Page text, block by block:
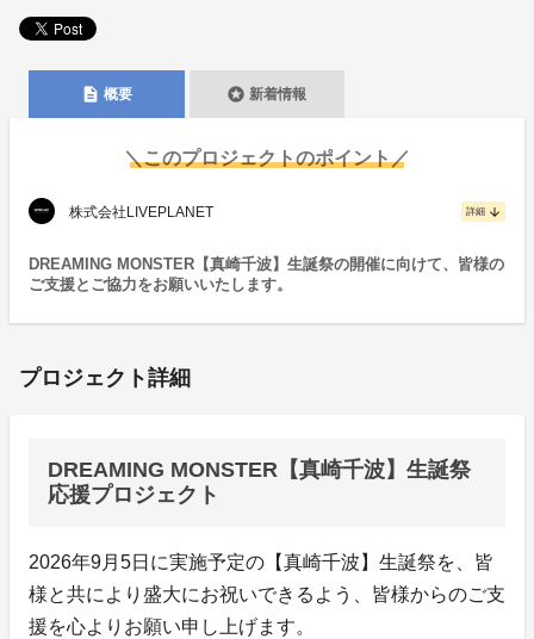
description 概要 stars 新着情報
＼このプロジェクトのポイント／
株式会社LIVEPLANET 詳細 arrow_downward
DREAMING MONSTER【真崎千波】生誕祭の開催に向けて、皆様の
ご支援とご協力をお願いいたします。
プロジェクト詳細
DREAMING MONSTER【真崎千波】生誕祭
応援プロジェクト
2026年9月5日に実施予定の【真崎千波】生誕祭を、皆
様と共により盛大にお祝いできるよう、皆様からのご支
援を心よりお願い申し上げます。